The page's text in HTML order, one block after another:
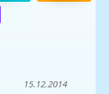
15.12.2014